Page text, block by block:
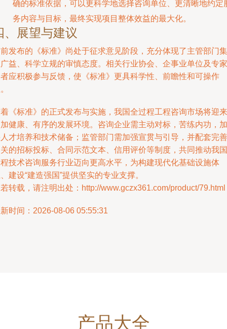
确的标准依据，可以更科学地选择咨询单位、更清晰地约定
务内容与目标，最终实现项目整体效益的最大化。
、展望与建议
发布的《标准》尚处于征求意见阶段，充分体现了主管部门集
益、科学立规的审慎态度。相关行业协会、企事业单位及专家
应积极参与反馈，使《标准》更具科学性、前瞻性和可操作
《标准》的正式发布与实施，我国全过程工程咨询市场将迎来
健康、有序的发展环境。咨询企业需主动对标，苦练内功，加
才培养和技术储备；监管部门需加强宣贯与引导，并配套完善
的招标投标、合同示范文本、信用评价等制度，共同推动我国
技术咨询服务行业迈向更高水平，为构建现代化基础设施体
建设“建造强国”提供坚实的专业支撑。
转载，请注明出处：http://www.gczx361.com/product/79.html
时间：2026-08-06 05:55:31
产品大全